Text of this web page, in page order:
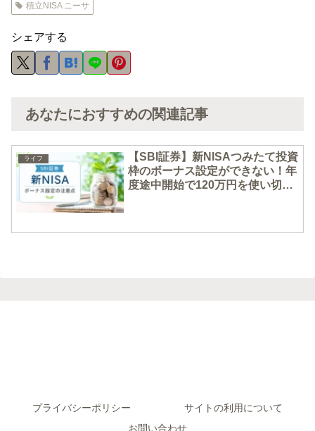
積立NISA ニーサ
シェアする
あなたにおすすめの関連記事
ライフ
【SBI証券】新NISAつみたて投資
枠のボーナス設定ができない！年
度途中開始で120万円を使い切る
プライバシーポリシー
サイトの利用について
お問い合わせ